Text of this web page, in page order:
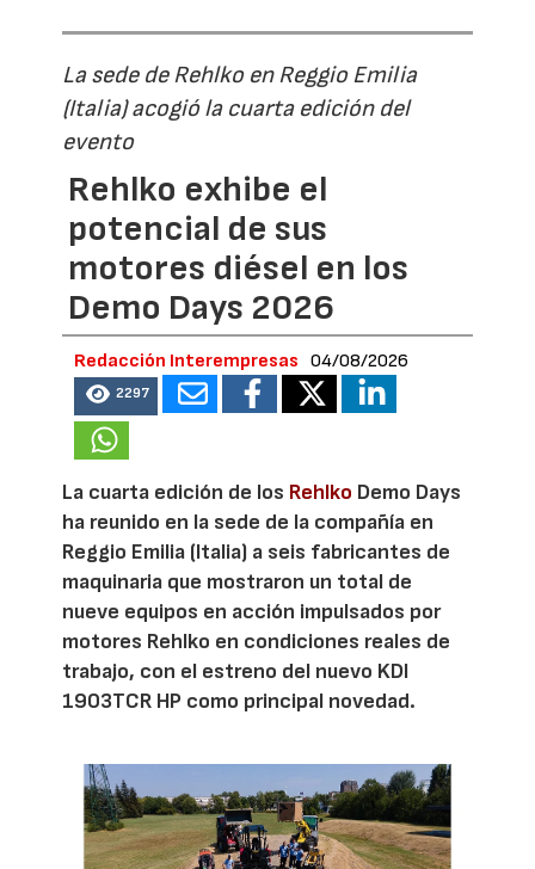
La sede de Rehlko en Reggio Emilia
(Italia) acogió la cuarta edición del
evento
Rehlko exhibe el
potencial de sus
motores diésel en los
Demo Days 2026
Redacción Interempresas 04/08/2026
2297
La cuarta edición de los Rehlko Demo Days
ha reunido en la sede de la compañía en
Reggio Emilia (Italia) a seis fabricantes de
maquinaria que mostraron un total de
nueve equipos en acción impulsados por
motores Rehlko en condiciones reales de
trabajo, con el estreno del nuevo KDI
1903TCR HP como principal novedad.